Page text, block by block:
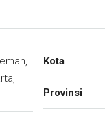
Kota
Provinsi